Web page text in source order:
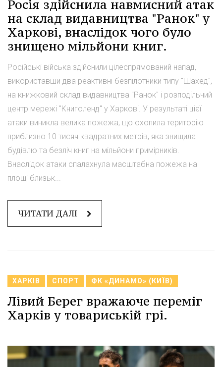
Росія здійснила навмисний атак
на склад видавництва "Ранок" у
Харкові, внаслідок чого було
знищено мільйони книг.
Російські війська здійснили цілеспрямований напад,
використавши два реактивні безпілотники типу "Шахед",
на книжковий склад видавництва "Ранок" і розподільчий
центр мережі "Книголенд" у Харкові. У результаті цієї
атаки виникла велика пожежа, що охопила територію
приблизно 10 тисяч квадратних метрів, яка знищила
будівлю та безліч книг на мільйони примірників.
Внаслідок атаки спалахнула масштабна пожежа на
площі близьк...
ЧИТАТИ ДАЛІ
ХАРКІВ СПОРТ ФК «ДИНАМО» (КИЇВ)
Лівий Берег вражаюче переміг
Харків у товариській грі.